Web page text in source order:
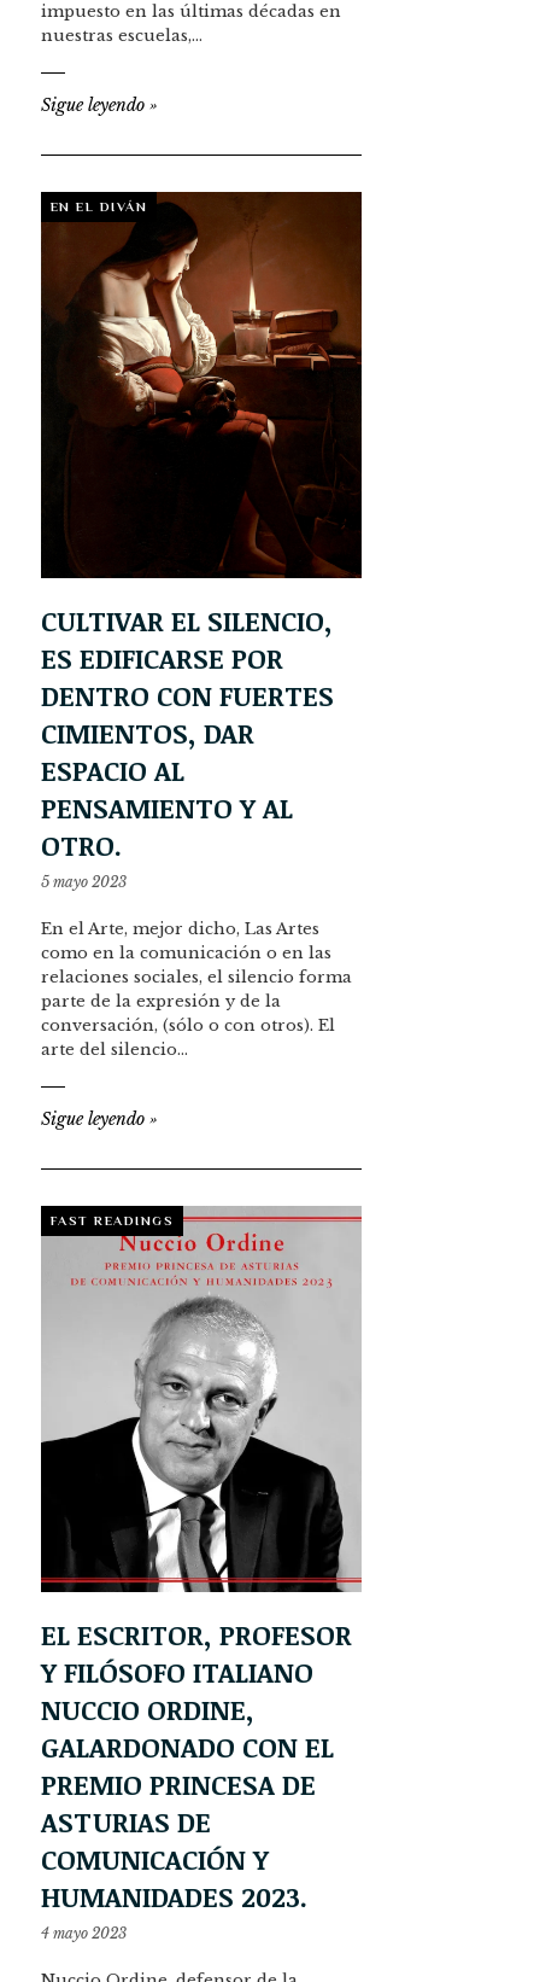
impuesto en las últimas décadas en
nuestras escuelas,…
Sigue leyendo »
EN EL DIVÁN
CULTIVAR EL SILENCIO,
ES EDIFICARSE POR
DENTRO CON FUERTES
CIMIENTOS, DAR
ESPACIO AL
PENSAMIENTO Y AL
OTRO.
5 mayo 2023
En el Arte, mejor dicho, Las Artes
como en la comunicación o en las
relaciones sociales, el silencio forma
parte de la expresión y de la
conversación, (sólo o con otros). El
arte del silencio…
Sigue leyendo »
FAST READINGS
EL ESCRITOR, PROFESOR
Y FILÓSOFO ITALIANO
NUCCIO ORDINE,
GALARDONADO CON EL
PREMIO PRINCESA DE
ASTURIAS DE
COMUNICACIÓN Y
HUMANIDADES 2023.
4 mayo 2023